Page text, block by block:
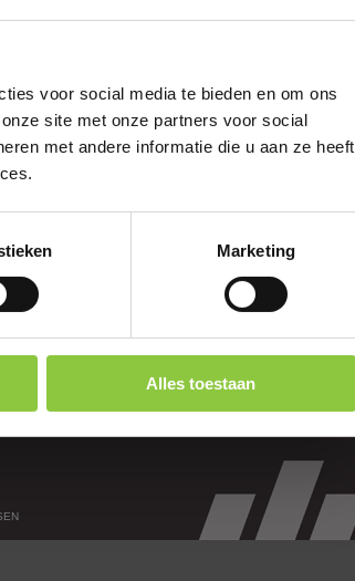
voor social media te bieden en om ons
site met onze partners voor social
met andere informatie die u aan ze heeft
Marketing
Alles toestaan
renovatie